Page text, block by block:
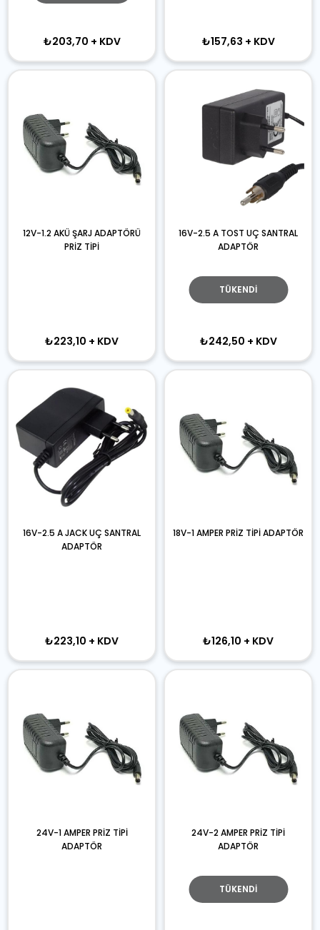
₺203,70 + KDV ₺157,63 + KDV
12V-1.2 AKÜ ŞARJ ADAPTÖRÜ
PRİZ TİPİ
₺223,10 + KDV
TÜKENDI
16V-2.5 A TOST UÇ SANTRAL
ADAPTÖR
₺242,50 + KDV
16V-2.5 A JACK UÇ SANTRAL
ADAPTÖR
₺223,10 + KDV
18V-1 AMPER PRİZ TİPİ ADAPTÖR
₺126,10 + KDV
24V-1 AMPER PRİZ TİPİ
ADAPTÖR
TÜKENDI
24V-2 AMPER PRİZ TİPİ
ADAPTÖR